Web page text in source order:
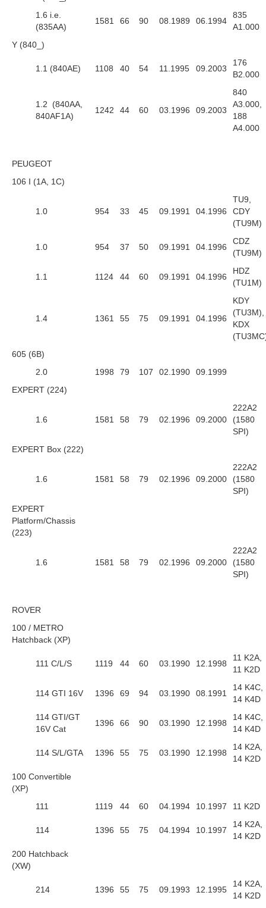
1.6 i.e.
(835AA)
1581 66 90 08.1989 06.1994
835
A1.000
Y (840_)
1.1 (840AE) 1108 40 54 11.1995 09.2003
176
B2.000
1.2 (840AA,
840AF1A)
1242 44 60 03.1996 09.2003
840
A3.000,
188
A4.000
PEUGEOT
106 I (1A, 1C)
1.0 954 33 45 09.1991 04.1996
TU9,
CDY
(TU9M)
1.0 954 37 50 09.1991 04.1996
CDZ
(TU9M)
1.1 1124 44 60 09.1991 04.1996
HDZ
(TU1M)
1.4 1361 55 75 09.1991 04.1996
KDY
(TU3M),
KDX
605 (6B)
2.0
1998 79 107 02.1990
09.1999
EXPERT (224)
1.6 1581 58 79 02.1996 09.2000
222A2
(1580
SPI)
EXPERT Box (222)
1.6 1581 58 79 02.1996 09.2000
222A2
(1580
SPI)
EXPERT
Platform/Chassis
(223)
1.6 1581 58 79 02.1996 09.2000
222A2
(1580
SPI)
ROVER
100 / METRO
Hatchback (XP)
111 C/L/S 1119 44 60 03.1990 12.1998
11 K2A,
11 K2D
114 GTI 16V 1396 69 94 03.1990 08.1991
14 K4C,
14 K4D
114 GTI/GT
16V Cat
1396 66 90 03.1990 12.1998
14 K4C,
14 K4D
114 S/L/GTA 1396 55 75 03.1990 12.1998
14 K2A,
14 K2D
100 Convertible
(XP)
111
1119 44 60 04.1994 10.1997 11 K2D
114 1396 55 75 04.1994 10.1997
14 K2A,
14 K2D
200 Hatchback
(XW)
214 1396 55 75 09.1993 12.1995
14 K2A,
14 K2D